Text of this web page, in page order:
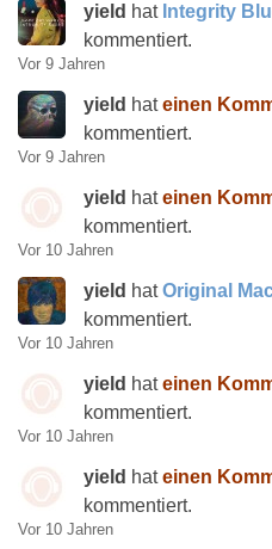
yield hat Integrity
kommentiert.
Vor 9 Jahren
yield hateinen
kommentiert.
Vor 9 Jahren
yield hateinen
kommentiert.
Vor 10 Jahren
yield hatOriginal
kommentiert.
Vor 10 Jahren
yield hateinen
kommentiert.
Vor 10 Jahren
yield hateinen
kommentiert.
Vor 10 Jahren